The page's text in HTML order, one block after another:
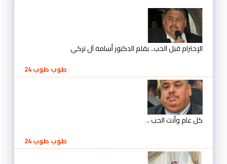
الإحترام قبل الحب.. بقلم الدكتور أسامة آل تركي
طوب طوب 24
كل عام وأنت الحب ..
طوب طوب 24